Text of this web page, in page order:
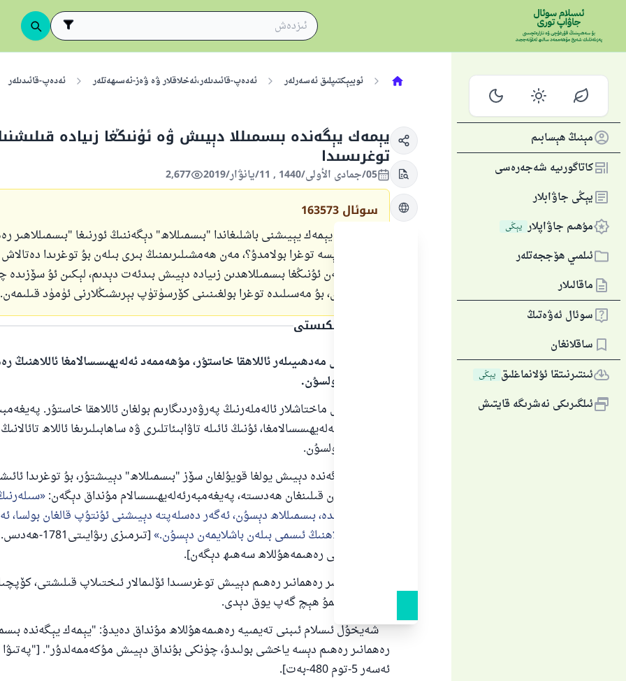
مېنىڭ ھېسابىم
كاتاگورىيە شەجەرەسى
يېڭى جاۋابلار
مۇھىم جاۋاپلار يېڭى
ئىلمىي ھۆججەتلەر
ماقالىلار
سوئال ئەۋەتىڭ
ساقلانغان
ئىنتىرنىتقا ئۇلانماغلىق يېڭى
ئىلگىرىكى نەشرىگە قايتىش
ئوبيېكتىپلىق ئەسەرلەر ئەدەپ-قائىدىلەر،ئەخلاقلار ۋە ۋەز-نەسىھەتلەر ئەدەپ-قائىدىلەر
يېمەك يېگەندە بىسمىللا دېيىش ۋە ئۇنىڭغا زىيادە
توغرىسىدا
05/جمادى الأولى/1440 , 11/يانۋار/2019 2,677
سوئال 163573
بىر كىشى يېمەك يېيىشنى باشلىغاندا "بىسمىللاھ" دېگەننىڭ ئورنىغا "بىسمىللاھىر
رەھىم" دېسە توغرا بولامدۇ؟، مەن ھەمشىلىرىمنىڭ بىرى بىلەن بۇ توغرىدا
قالدىم، مەن ئۇنىڭغا بىسمىللاھدىن زىيادە دېيىش بىدئەت دېدىم، لېكىن ئۇ سۆزىدە
تۇرۇۋالدى، بۇ مەسىلىدە توغرا بولغىنىنى كۆرسۈتۈپ بېرىشىڭلارنى ئۈمۈد قىلىمەن.
جاۋاپنىڭ تېكىستى
بارلىق گۈزەل مەدھىيىلەر ئاللاھقا خاستۇر، مۇھەممەد ئەلەيھىسسالامغا ئاللاھنىڭ
سالاملىرى بولسۇن.
بارلىق گۈزەل ماختاشلار ئالەملەرنىڭ پەرۋەردىگارىم بولغان ئاللاھقا خاستۇر.
مۇھەممەد ئەلەيھىسسالامغا، ئۇنىڭ ئائىلە تاۋابىئاتلىرى ۋە ساھابىلىرىغا ئاللاھ
سالاملىرى بولسۇن.
يېمەك يېگەندە دېيىش يولغا قويۇلغان سۆز "بىسمىللاھ" دېيىشتۇر، بۇ توغرىدا
ئەنھادىن بايان قىلىنغان ھەدىستە، پەيغەمبەرئەلەيھىسسالام مۇنداق دېگەن:
يېمەك يېگەندە، بىسمىللاھ دېسۇن، ئەگەر دەسلەپتە دېيىشنى ئۇنتۇپ قالغان بولسا،
ئاخىرىدا ئاللاھنىڭ ئىسمى بىلەن باشلايمەن دېسۇن.
[تىرمىزى
شەيخ ئەلبانى رەھىمەھۇللاھ سەھىھ دېگەن].
بىسمىللاھىر رەھمانىر رەھىم دېيىش توغرىسىدا ئۆلىمالار ئىختىلاپ قىلىشتى،
بۇنداق دېسىمۇ ھېچ گەپ يوق دېدى.
شەيخۇل ئىسلام ئىبنى تەيمىيە رەھىمەھۇللاھ مۇنداق دەيدۇ: "يېمەك يېگەندە
رەھمانىر رەھىم دېسە ياخشى بولىدۇ، چۈنكى بۇنداق دېيىش مۇكەممەلدۇر". ["پەتىۋا
ئەسەر 5-توم 480-بەت].
110845 - نومۇرلۇق سوئالنىڭ جاۋابى
ساقلاپ قالدى